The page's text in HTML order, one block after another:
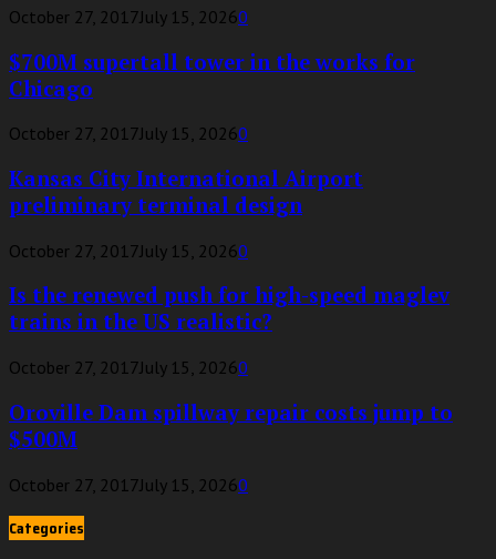
October 27, 2017July 15, 20260
$700M supertall tower in the works for
Chicago
October 27, 2017July 15, 20260
Kansas City International Airport
preliminary terminal design
October 27, 2017July 15, 20260
Is the renewed push for high-speed maglev
trains in the US realistic?
October 27, 2017July 15, 20260
Oroville Dam spillway repair costs jump to
$500M
October 27, 2017July 15, 20260
Categories